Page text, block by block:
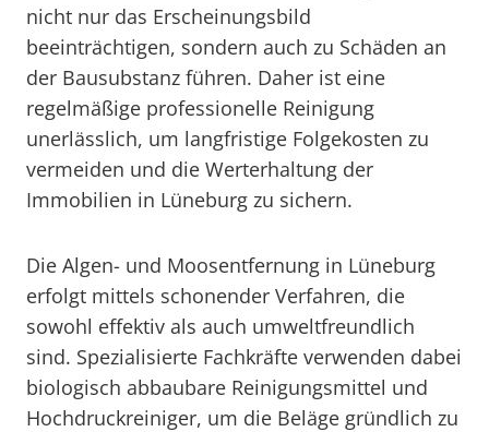
nicht nur das Erscheinungsbild
beeinträchtigen, sondern auch zu Schäden an
der Bausubstanz führen. Daher ist eine
regelmäßige professionelle Reinigung
unerlässlich, um langfristige Folgekosten zu
vermeiden und die Werterhaltung der
Immobilien in Lüneburg zu sichern.
Die Algen- und Moosentfernung in Lüneburg
erfolgt mittels schonender Verfahren, die
sowohl effektiv als auch umweltfreundlich
sind. Spezialisierte Fachkräfte verwenden dabei
biologisch abbaubare Reinigungsmittel und
Hochdruckreiniger, um die Beläge gründlich zu